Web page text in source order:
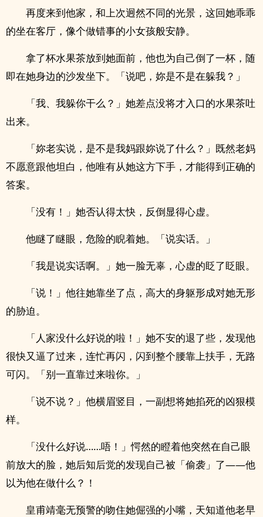
再度来到他家，和上次迥然不同的光景，这回她乖乖
的坐在客厅，像个做错事的小女孩般安静。
拿了杯水果茶放到她面前，他也为自己倒了一杯，随
即在她身边的沙发坐下。「说吧，妳是不是在躲我？」
「我、我躲你干么？」她差点没将才入口的水果茶吐
出来。
「妳老实说，是不是我妈跟妳说了什么？」既然老妈
不愿意跟他坦白，他唯有从她这方下手，才能得到正确的
答案。
「没有！」她否认得太快，反倒显得心虚。
他瞇了瞇眼，危险的睨着她。「说实话。」
「我是说实话啊。」她一脸无辜，心虚的眨了眨眼。
「说！」他往她靠坐了点，高大的身躯形成对她无形
的胁迫。
「人家没什么好说的啦！」她不安的退了些，发现他
很快又逼了过来，连忙再闪，闪到整个腰靠上扶手，无路
可闪。「别一直靠过来啦你。」
「说不说？」他横眉竖目，一副想将她掐死的凶狠模
样。
「没什么好说……唔！」愕然的瞪着他突然在自己眼
前放大的脸，她后知后觉的发现自己被「偷袭」了——他
以为他在做什么？！
皇甫靖毫无预警的吻住她倔强的小嘴，天知道他老早